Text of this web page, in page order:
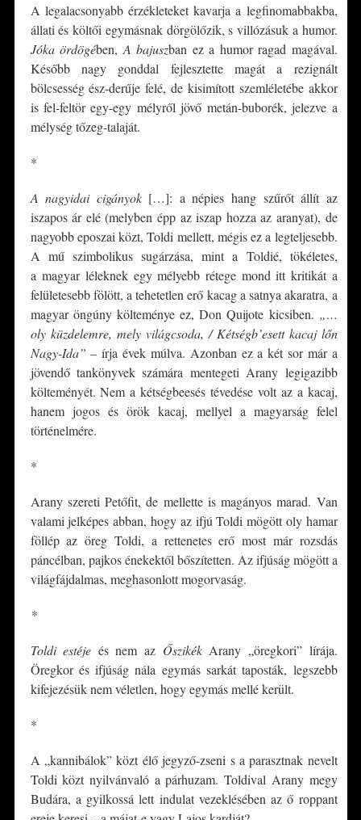
A legalacsonyabb érzékleteket kavarja a legfinomabbakba,
állati és költői egymásnak dörgölőzik, s villózásuk a humor.
Jóka ördögében, A bajuszban ez a humor ragad magával.
Később nagy gonddal fejlesztette magát a rezignált
bölcsesség ész-derűje felé, de kisimított szemléletébe akkor
is fel-feltör egy-egy mélyről jövő metán-buborék, jelezve a
mélység tőzeg-talaját.
*
A nagyidai cigányok[…]: a népies hang szűrőt állít az
iszapos ár elé (melyben épp az iszap hozza az aranyat), de
nagyobb eposzai közt, Toldi mellett, mégis ez a legteljesebb.
A mű szimbolikus sugárzása, mint a Toldié, tökéletes,
a magyar léleknek egy mélyebb rétege mond itt kritikát a
felületesebb fölött, a tehetetlen erő kacag a satnya akaratra, a
magyar öngúny költeménye ez, Don Quijote kicsiben. „…
oly küzdelemre, mely világcsoda, / Kétségb’esett kacaj lőn
Nagy-Ida” – írja évek múlva. Azonban ez a két sor már a
jövendő tankönyvek számára mentegeti Arany legigazibb
költeményét. Nem a kétségbeesés tévedése volt az a kacaj,
hanem jogos és örök kacaj, mellyel a magyarság felel
történelmére.
*
Arany szereti Petőfit, de mellette is magányos marad. Van
valami jelképes abban, hogy az ifjú Toldi mögött oly hamar
föllép az öreg Toldi, a rettenetes erő most már rozsdás
páncélban, pajkos énekektől bőszítetten. Az ifjúság mögött a
világfájdalmas, meghasonlott mogorvaság.
*
Toldi estéje és nem az Őszikék Arany „öregkori” lírája.
Öregkor és ifjúság nála egymás sarkát taposták, legszebb
kifejezésük nem véletlen, hogy egymás mellé került.
*
A „kannibálok” közt élő jegyző-zseni s a parasztnak nevelt
Toldi közt nyilvánvaló a párhuzam. Toldival Arany megy
Budára, a gyilkossá lett indulat vezeklésében az ő roppant